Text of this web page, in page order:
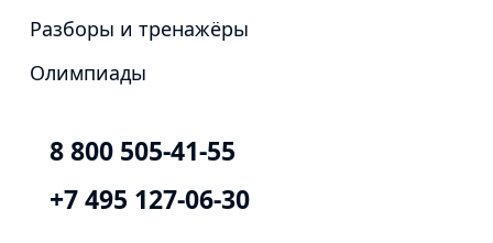
Разборы и тренажёры
Олимпиады
8 800 505-41-55
+7 495 127-06-30